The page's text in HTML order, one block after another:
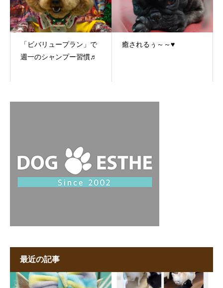
「ビバリュープラン」で
週一のシャンプー習慣♬
癒されるぅ～～♥
最近の記事